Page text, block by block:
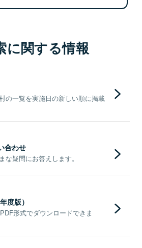
に関する情報
の一覧を実施日の新しい順に掲載
合わせ
な疑問にお答えします。
度版）
形式でダウンロードできま